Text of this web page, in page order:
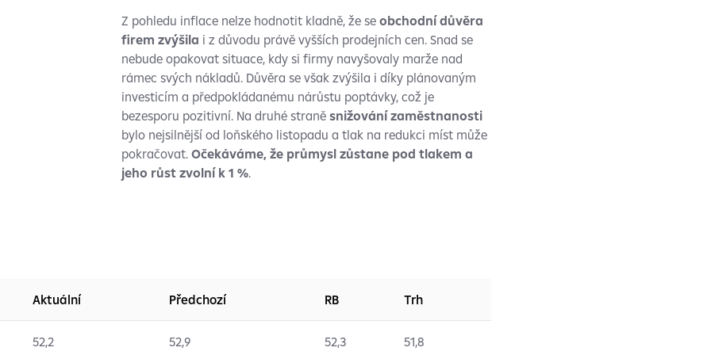
Z pohledu inflace nelze hodnotit kladně, že se obchodní důvěra
firem zvýšila i z důvodu právě vyšších prodejních cen. Snad se
nebude opakovat situace, kdy si firmy navyšovaly marže nad
rámec svých nákladů. Důvěra se však zvýšila i díky plánovaným
investicím a předpokládanému nárůstu poptávky, což je
bezesporu pozitivní. Na druhé straně snižování zaměstnanosti
bylo nejsilnější od loňského listopadu a tlak na redukci míst může
pokračovat. Očekáváme, že průmysl zůstane pod tlakem a
jeho růst zvolní k 1 %.
Aktuální Předchozí RB Trh
52,2 52,9 52,3 51,8